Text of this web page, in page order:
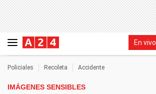
En vivo
Policiales Recoleta Accidente
IMÁGENES SENSIBLES